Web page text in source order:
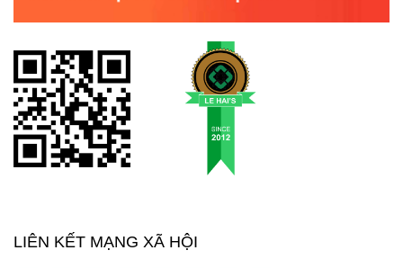
LIÊN KẾT MẠNG XÃ HỘI